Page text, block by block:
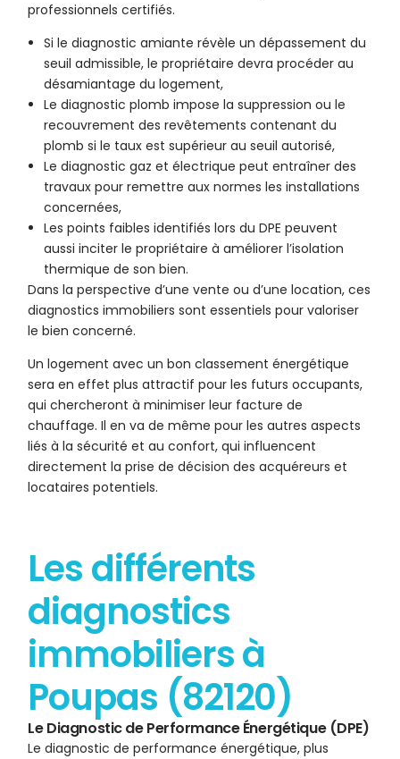
professionnels certifiés.
Si le diagnostic amiante révèle un dépassement du
seuil admissible, le propriétaire devra procéder au
désamiantage du logement,
Le diagnostic plomb impose la suppression ou le
recouvrement des revêtements contenant du
plomb si le taux est supérieur au seuil autorisé,
Le diagnostic gaz et électrique peut entraîner des
travaux pour remettre aux normes les installations
concernées,
Les points faibles identifiés lors du DPE peuvent
aussi inciter le propriétaire à améliorer l’isolation
thermique de son bien.
Dans la perspective d’une vente ou d’une location, ces
diagnostics immobiliers sont essentiels pour valoriser
le bien concerné.
Un logement avec un bon classement énergétique
sera en effet plus attractif pour les futurs occupants,
qui chercheront à minimiser leur facture de
chauffage. Il en va de même pour les autres aspects
liés à la sécurité et au confort, qui influencent
directement la prise de décision des acquéreurs et
locataires potentiels.
Les différents
diagnostics
immobiliers à
Poupas (82120)
Le Diagnostic de Performance Énergétique (DPE)
Le diagnostic de performance énergétique, plus